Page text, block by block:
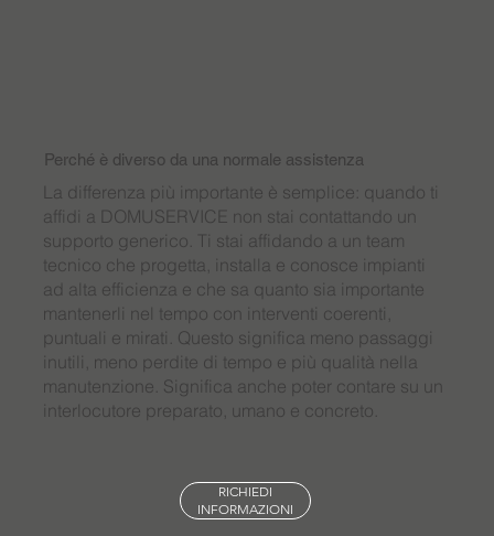
Perché è diverso da una normale assistenza
La differenza più importante è semplice: quando ti
affidi a DOMUSERVICE non stai contattando un
supporto generico. Ti stai affidando a un team
tecnico che progetta, installa e conosce impianti
ad alta efficienza e che sa quanto sia importante
mantenerli nel tempo con interventi coerenti,
puntuali e mirati. Questo significa meno passaggi
inutili, meno perdite di tempo e più qualità nella
manutenzione. Significa anche poter contare su un
interlocutore preparato, umano e concreto.
RICHIEDI
INFORMAZIONI